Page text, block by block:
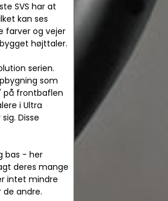
SVS har at
kan ses
farver og vejer
højttaler.
serien.
som
på frontbaflen
i Ultra
Disse
bas - her
deres mange
intet mindre
andre.